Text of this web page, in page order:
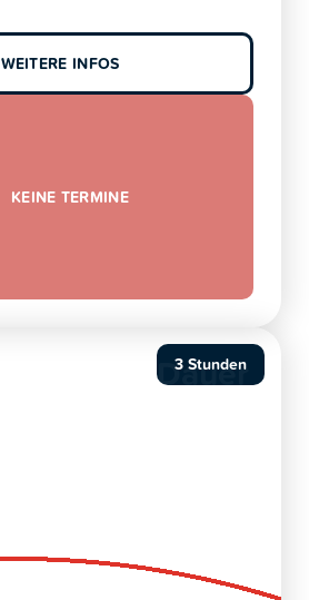
WEITERE INFOS
KEINE TERMINE
3 Stunden
Dauer